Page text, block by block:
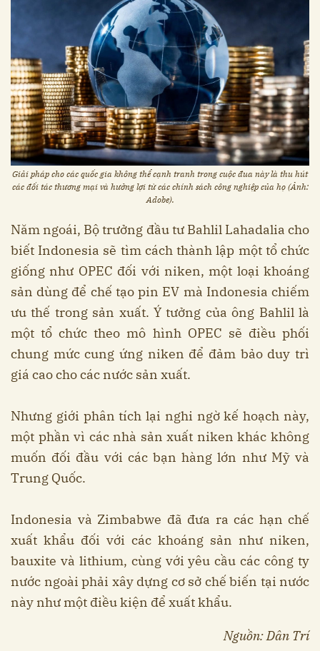
Giải pháp cho các quốc gia không thể cạnh tranh trong cuộc đua này là thu hút
các đối tác thương mại và hưởng lợi từ các chính sách công nghiệp của họ (Ảnh:
Adobe).
Năm ngoái, Bộ trưởng đầu tư Bahlil Lahadalia cho
biết Indonesia sẽ tìm cách thành lập một tổ chức
giống như OPEC đối với niken, một loại khoáng
sản dùng để chế tạo pin EV mà Indonesia chiếm
ưu thế trong sản xuất. Ý tưởng của ông Bahlil là
một tổ chức theo mô hình OPEC sẽ điều phối
chung mức cung ứng niken để đảm bảo duy trì
giá cao cho các nước sản xuất.
Nhưng giới phân tích lại nghi ngờ kế hoạch này,
một phần vì các nhà sản xuất niken khác không
muốn đối đầu với các bạn hàng lớn như Mỹ và
Trung Quốc.
Indonesia và Zimbabwe đã đưa ra các hạn chế
xuất khẩu đối với các khoáng sản như niken,
bauxite và lithium, cùng với yêu cầu các công ty
nước ngoài phải xây dựng cơ sở chế biến tại nước
này như một điều kiện để xuất khẩu.
Nguồn: Dân Trí